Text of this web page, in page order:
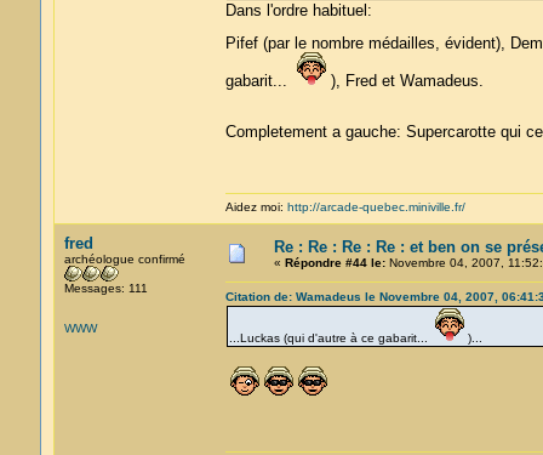
Dans l'ordre habituel:
Pifef (par le nombre médailles, évident),
gabarit... ), Fred et Wamadeus.
Completement a gauche: Supercarotte qui
Aidez moi: http://arcade-quebec.miniville.fr/
fred
archéologue confirmé
Messages: 111
WWW
Re : Re : Re : Re : et ben on se
« Répondre #44 le:Novembre 04, 2007,
Citation de: Wamadeus le Novembre 04, 2007,
...Luckas (qui d'autre à ce gabarit... )...